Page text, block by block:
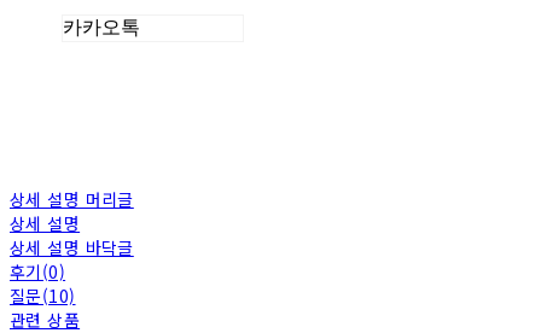
카카오톡
상세 설명 머리글
상세 설명
상세 설명 바닥글
후기(0)
질문(10)
관련 상품